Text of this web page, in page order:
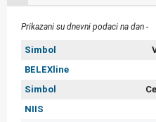
Prikazani su dnevni podaci na dan -
Simbol
BELEXline
Simbol
NIIS